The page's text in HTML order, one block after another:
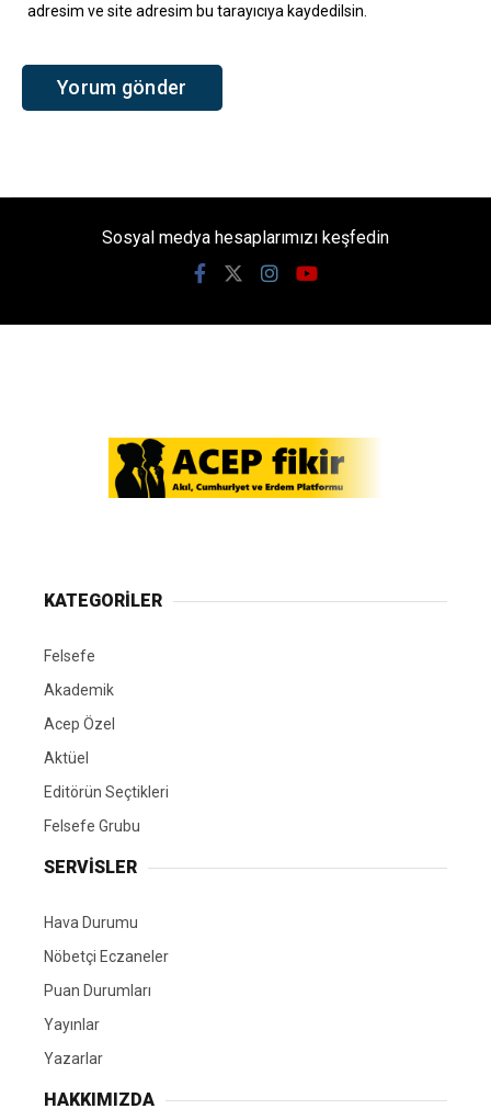
adresim ve site adresim bu tarayıcıya kaydedilsin.
Sosyal medya hesaplarımızı keşfedin
KATEGORİLER
Felsefe
Akademik
Acep Özel
Aktüel
Editörün Seçtikleri
Felsefe Grubu
SERVİSLER
Hava Durumu
Nöbetçi Eczaneler
Puan Durumları
Yayınlar
Yazarlar
HAKKIMIZDA